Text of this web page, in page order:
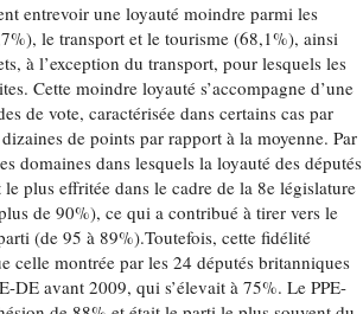
entrevoir une loyauté moindre parmi les
le transport et le tourisme (68,1%), ainsi
à l’exception du transport, pour lesquels les
Cette moindre loyauté s’accompagne d’une
de vote, caractérisée dans certains cas par
de points par rapport à la moyenne. Par
domaines dans lesquels la loyauté des députés
plus effritée dans le cadre de la 8e législature
de 90%), ce qui a contribué à tirer vers le
(de 95 à 89%).Toutefois, cette fidélité
celle montrée par les 24 députés britanniques
DE avant 2009, qui s’élevait à 75%. Le PPE-